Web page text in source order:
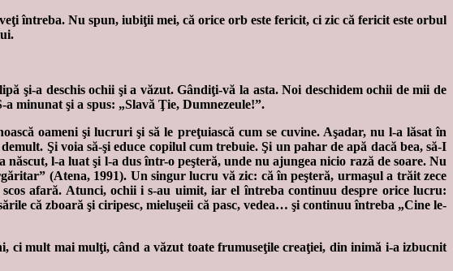
întreba. Nu spun, iubiţii mei, că orice orb este fericit, ci zic că fericit este orbul
şi-a deschis ochii şi a văzut. Gândiţi-vă la asta. Noi deschidem ochii de mii de
minunat şi a spus: „Slavă Ţie, Dumnezeule!”.
oameni şi lucruri şi să le preţuiască cum se cuvine. Aşadar, nu l-a lăsat în
Şi voia să-şi educe copilul cum trebuie. Şi un pahar de apă dacă bea, să-I
l-a luat şi l-a dus într-o peşteră, unde nu ajungea nicio rază de soare. Nu
(Atena, 1991). Un singur lucru vă zic: că în peşteră, urmaşul a trăit zece
afară. Atunci, ochii i s-au uimit, iar el întreba continuu despre orice lucru:
că zboară şi ciripesc, mieluşeii că pasc, vedea… şi continuu întreba „Cine le-
ci mult mai mulţi, când a văzut toate frumuseţile creaţiei, din inimă i-a izbucnit